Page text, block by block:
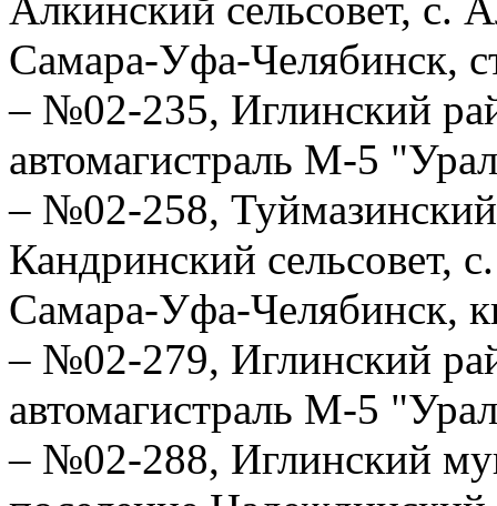
Самара-Уфа-Челябинск,
– №02-235, Иглинский
автомагистраль М-5
– №02-258, Туймазинский
Кандринский сельсовет,
Самара-Уфа-Челябинск,
– №02-279, Иглинский
автомагистраль М-5
– №02-288, Иглинский